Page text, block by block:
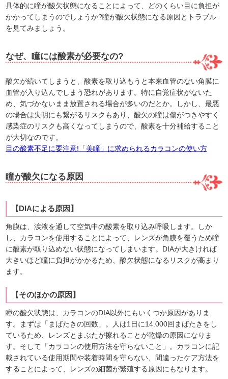
具体的に瞳が酸欠状態になることによって、どのくらい目に負担が
かかってしまうのでしょうか?瞳が酸欠状態になる原因とトラブル
を見てみましょう。
なぜ、瞳には酸素が必要なの?
酸欠が続いてしまうと、酸素を取り込もうと本来血管のない角膜に
血管が入り込んでしまう恐れがあります。特に自覚症状がないた
め、気づかないまま放置される場合が多いのだとか。しかし、最悪
の場合は失明にも繋がるリスクもあり、酸欠の瞳は傷がつきやすく
感染症のリスクも高くなってしまうので、酸素を十分補給すること
が大切なのです。
目の酸素不足に要注意!「美瞳」に求められるカラコンの使い方
瞳が酸欠になる原因
【DIAによる原因】
角膜は、涙液を通して空気中の酸素を取り込み呼吸します。しか
し、カラコンを使用することによって、レンズが角膜を覆うため瞳
に酸素が取り込めない状態になってしまいます。DIAが大きければ
大きいほど瞳に負担がかかるため、酸欠状態になるリスクが高まり
ます。
【そのほかの原因】
瞳の酸欠状態は、カラコンのDIA以外にもいくつか原因がありま
す。まずは「まばたきの回数」。人は1日に14.000回まばたきをし
ているため、レンズとまぶたが擦れることが乾燥の原因になりま
す。そして「カラコンの使用方法を守らないこと」。カラコンに記
載されている使用期間や装着時間を守らない、間違ったケア方法を
することによって、レンズの細菌が繁殖する原因にもなります。